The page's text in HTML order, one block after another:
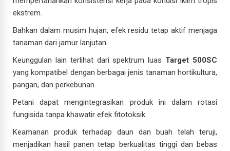
ekstrem.
Bahkan dalam musim hujan, efek residu tetap aktif menjaga
tanaman dari jamur lanjutan.
Keunggulan lain terlihat dari spektrum luas Target 500SC
yang kompatibel dengan berbagai jenis tanaman hortikultura,
pangan, dan perkebunan.
Petani dapat mengintegrasikan produk ini dalam rotasi
fungisida tanpa khawatir efek fitotoksik.
Keamanan produk terhadap daun dan buah telah teruji,
menjadikan hasil panen tetap berkualitas tinggi dan bebas